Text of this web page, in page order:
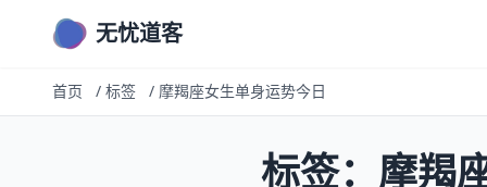
无忧道客
首页 / 标签 / 摩羯座女生单身运势今日
标签：摩羯